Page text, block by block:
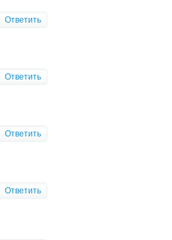
Ответить
Ответить
Ответить
Ответить